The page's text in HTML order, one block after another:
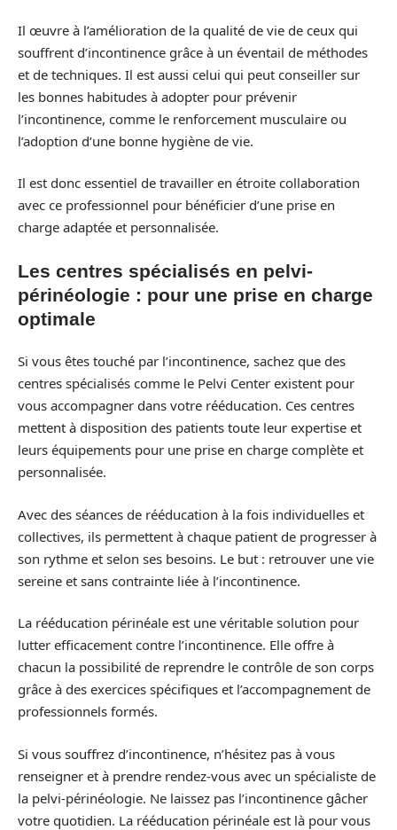
Il œuvre à l’amélioration de la qualité de vie de ceux qui
souffrent d’incontinence grâce à un éventail de méthodes
et de techniques. Il est aussi celui qui peut conseiller sur
les bonnes habitudes à adopter pour prévenir
l’incontinence, comme le renforcement musculaire ou
l’adoption d’une bonne hygiène de vie.
Il est donc essentiel de travailler en étroite collaboration
avec ce professionnel pour bénéficier d’une prise en
charge adaptée et personnalisée.
Les centres spécialisés en pelvi-
périnéologie : pour une prise en charge
optimale
Si vous êtes touché par l’incontinence, sachez que des
centres spécialisés comme le Pelvi Center existent pour
vous accompagner dans votre rééducation. Ces centres
mettent à disposition des patients toute leur expertise et
leurs équipements pour une prise en charge complète et
personnalisée.
Avec des séances de rééducation à la fois individuelles et
collectives, ils permettent à chaque patient de progresser à
son rythme et selon ses besoins. Le but : retrouver une vie
sereine et sans contrainte liée à l’incontinence.
La rééducation périnéale est une véritable solution pour
lutter efficacement contre l’incontinence. Elle offre à
chacun la possibilité de reprendre le contrôle de son corps
grâce à des exercices spécifiques et l’accompagnement de
professionnels formés.
Si vous souffrez d’incontinence, n’hésitez pas à vous
renseigner et à prendre rendez-vous avec un spécialiste de
la pelvi-périnéologie. Ne laissez pas l’incontinence gâcher
votre quotidien. La rééducation périnéale est là pour vous